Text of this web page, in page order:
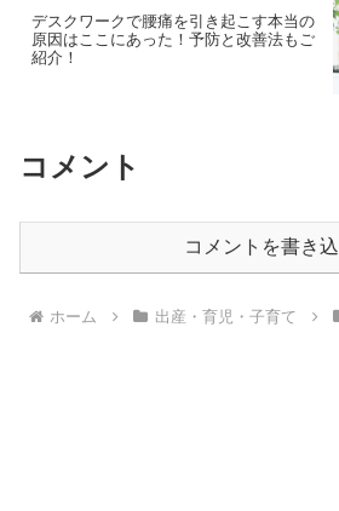
デスクワークで腰痛を引き起こす本当の
原因はここにあった！予防と改善法もご
紹介！
コメント
コメントを書き
ホーム 出産・育児・子育て